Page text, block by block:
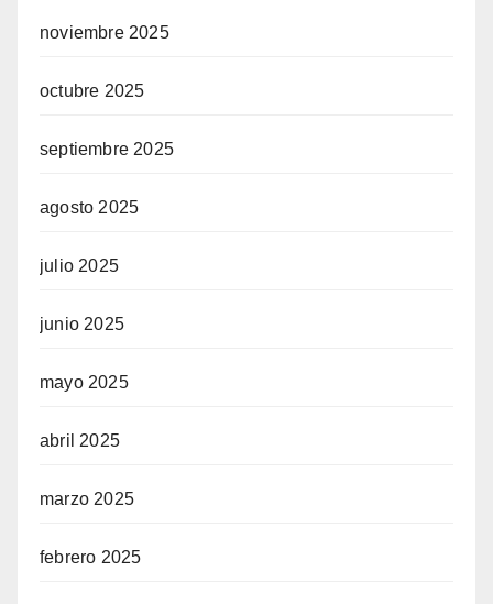
noviembre 2025
octubre 2025
septiembre 2025
agosto 2025
julio 2025
junio 2025
mayo 2025
abril 2025
marzo 2025
febrero 2025